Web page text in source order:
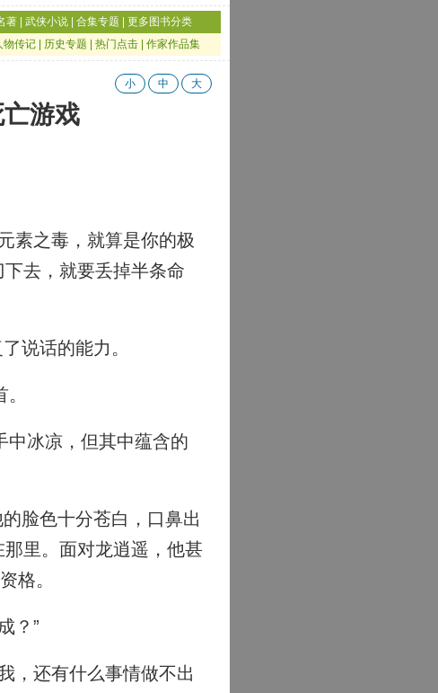
著 武侠小说 合集专题
更多图书分类
物传记 历史专题 热门点击 作家作品集
小 中 大
游戏
素之毒，就算是你的极
去，就要丢掉半条命
说话的能力。
冰凉，但其中蕴含的
脸色十分苍白，口鼻出
里。面对龙逍遥，他甚
格。
？”
，还有什么事情做不出